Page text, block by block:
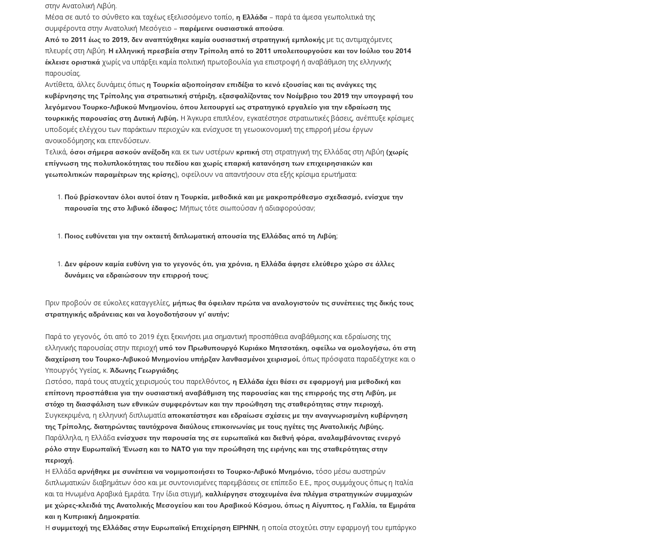
στην Ανατολική Λιβύη.
Μέσα σε αυτό το σύνθετο και ταχέως εξελισσόμενο τοπίο, η Ελλάδα – παρά τα άμεσα γεωπολιτικά της
συμφέροντα στην Ανατολική Μεσόγειο – παρέμεινε ουσιαστικά απούσα.
Από το 2011 έως το 2019, δεν αναπτύχθηκε καμία ουσιαστική στρατηγική εμπλοκής με τις αντιμαχόμενες
πλευρές στη Λιβύη. Η ελληνική πρεσβεία στην Τρίπολη από το 2011 υπολειτουργούσε και τον Ιούλιο του 2014
έκλεισε οριστικά χωρίς να υπάρξει καμία πολιτική πρωτοβουλία για επιστροφή ή αναβάθμιση της ελληνικής
παρουσίας.
Αντίθετα, άλλες δυνάμεις όπως η Τουρκία αξιοποίησαν επιδέξια το κενό εξουσίας και τις ανάγκες της
κυβέρνησης της Τρίπολης για στρατιωτική στήριξη, εξασφαλίζοντας τον Νοέμβριο του 2019 την υπογραφή του
λεγόμενου Τουρκο-Λιβυκού Μνημονίου, όπου λειτουργεί ως στρατηγικό εργαλείο για την εδραίωση της
τουρκικής παρουσίας στη Δυτική Λιβύη. Η Άγκυρα επιπλέον, εγκατέστησε στρατιωτικές βάσεις, ανέπτυξε κρίσιμες
υποδομές ελέγχου των παράκτιων περιοχών και ενίσχυσε τη γεωοικονομική της επιρροή μέσω έργων
ανοικοδόμησης και επενδύσεων.
Τελικά, όσοι σήμερα ασκούν ανέξοδη και εκ των υστέρων κριτική στη στρατηγική της Ελλάδας στη Λιβύη (χωρίς
επίγνωση της πολυπλοκότητας του πεδίου και χωρίς επαρκή κατανόηση των επιχειρησιακών και
γεωπολιτικών παραμέτρων της κρίσης), οφείλουν να απαντήσουν στα εξής κρίσιμα ερωτήματα:
Πού βρίσκονταν όλοι αυτοί όταν η Τουρκία, μεθοδικά και με μακροπρόθεσμο σχεδιασμό, ενίσχυε την
παρουσία της στο λιβυκό έδαφος; Μήπως τότε σιωπούσαν ή αδιαφορούσαν;
Ποιος ευθύνεται για την οκταετή διπλωματική απουσία της Ελλάδας από τη Λιβύη;
Δεν φέρουν καμία ευθύνη για το γεγονός ότι, για χρόνια, η Ελλάδα άφησε ελεύθερο χώρο σε άλλες
δυνάμεις να εδραιώσουν την επιρροή τους;
Πριν προβούν σε εύκολες καταγγελίες, μήπως θα όφειλαν πρώτα να αναλογιστούν τις συνέπειες της δικής τους
στρατηγικής αδράνειας και να λογοδοτήσουν γι’ αυτήν;
Παρά το γεγονός, ότι από το 2019 έχει ξεκινήσει μια σημαντική προσπάθεια αναβάθμισης και εδραίωσης της
ελληνικής παρουσίας στην περιοχή υπό τον Πρωθυπουργό Κυριάκο Μητσοτάκη, οφείλω να ομολογήσω, ότι στη
διαχείριση του Τουρκο-Λιβυκού Μνημονίου υπήρξαν λανθασμένοι χειρισμοί, όπως πρόσφατα παραδέχτηκε και ο
Υπουργός Υγείας, κ. Άδωνης Γεωργιάδης.
Ωστόσο, παρά τους ατυχείς χειρισμούς του παρελθόντος, η Ελλάδα έχει θέσει σε εφαρμογή μια μεθοδική και
επίπονη προσπάθεια για την ουσιαστική αναβάθμιση της παρουσίας και της επιρροής της στη Λιβύη, με
στόχο τη διασφάλιση των εθνικών συμφερόντων και την προώθηση της σταθερότητας στην περιοχή.
Συγκεκριμένα, η ελληνική διπλωματία αποκατέστησε και εδραίωσε σχέσεις με την αναγνωρισμένη κυβέρνηση
της Τρίπολης, διατηρώντας ταυτόχρονα διαύλους επικοινωνίας με τους ηγέτες της Ανατολικής Λιβύης.
Παράλληλα, η Ελλάδα ενίσχυσε την παρουσία της σε ευρωπαϊκά και διεθνή φόρα, αναλαμβάνοντας ενεργό
ρόλο στην Ευρωπαϊκή Ένωση και το NATO για την προώθηση της ειρήνης και της σταθερότητας στην
περιοχή.
Η Ελλάδα αρνήθηκε με συνέπεια να νομιμοποιήσει το Τουρκο-Λιβυκό Μνημόνιο, τόσο μέσω αυστηρών
διπλωματικών διαβημάτων όσο και με συντονισμένες παρεμβάσεις σε επίπεδο Ε.Ε., προς συμμάχους όπως η Ιταλία
και τα Ηνωμένα Αραβικά Εμιράτα. Την ίδια στιγμή, καλλιέργησε στοχευμένα ένα πλέγμα στρατηγικών συμμαχιών
με χώρες-κλειδιά της Ανατολικής Μεσογείου και του Αραβικού Κόσμου, όπως η Αίγυπτος, η Γαλλία, τα Εμιράτα
και η Κυπριακή Δημοκρατία.
Η συμμετοχή της Ελλάδας στην Ευρωπαϊκή Επιχείρηση ΕΙΡΗΝΗ, η οποία στοχεύει στην εφαρμογή του εμπάργκο